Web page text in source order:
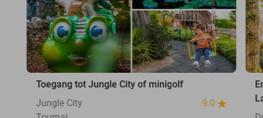
Toegang tot Jungle City of minigolf
Jungle City
9.0